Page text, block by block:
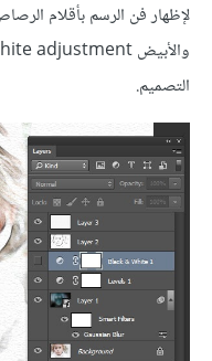
لإظهار فن الرسم بأقلام
التصميم.